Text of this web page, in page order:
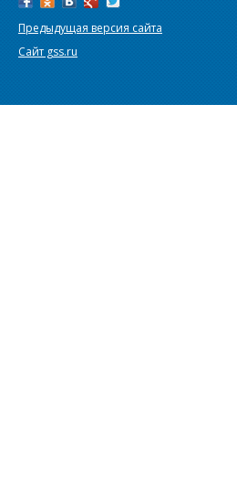
Предыдущая версия сайта
Сайт gss.ru